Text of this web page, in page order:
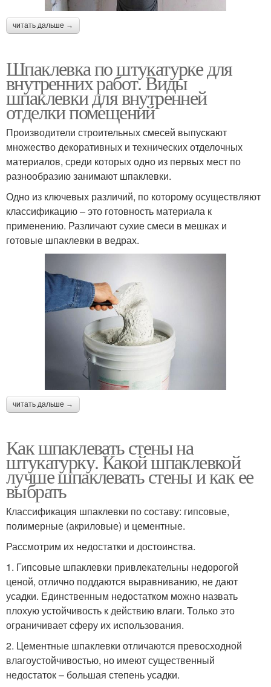
читать дальше →
Шпаклевка по штукатурке для
внутренних работ. Виды
шпаклевки для внутренней
отделки помещений
Производители строительных смесей выпускают
множество декоративных и технических отделочных
материалов, среди которых одно из первых мест по
разнообразию занимают шпаклевки.
Одно из ключевых различий, по которому осуществляют
классификацию – это готовность материала к
применению. Различают сухие смеси в мешках и
готовые шпаклевки в ведрах.
читать дальше →
Как шпаклевать стены на
штукатурку. Какой шпаклевкой
лучше шпаклевать стены и как ее
выбрать
Классификация шпаклевки по составу: гипсовые,
полимерные (акриловые) и цементные.
Рассмотрим их недостатки и достоинства.
1. Гипсовые шпаклевки привлекательны недорогой
ценой, отлично поддаются выравниванию, не дают
усадки. Единственным недостатком можно назвать
плохую устойчивость к действию влаги. Только это
ограничивает сферу их использования.
2. Цементные шпаклевки отличаются превосходной
влагоустойчивостью, но имеют существенный
недостаток – большая степень усадки.